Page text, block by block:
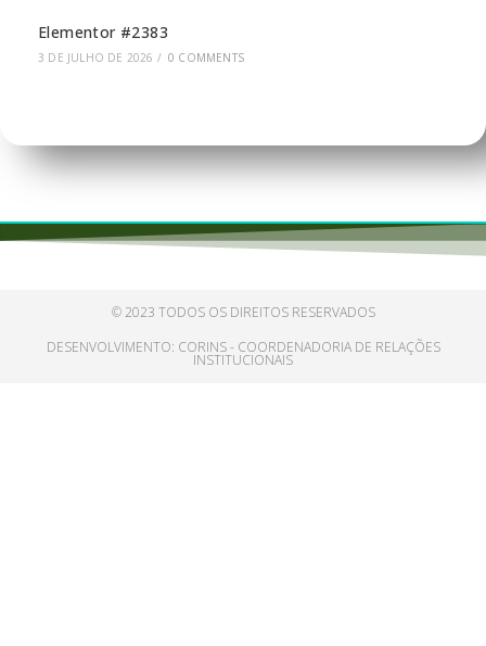
Elementor #2383
3 DE JULHO DE 2026 / 0 COMMENTS
© 2023 TODOS OS DIREITOS RESERVADOS
DESENVOLVIMENTO: CORINS - COORDENADORIA DE RELAÇÕES
INSTITUCIONAIS